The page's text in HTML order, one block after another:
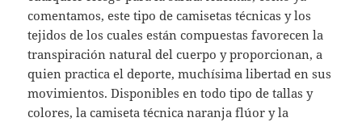
comentamos, este tipo de camisetas técnicas y los
tejidos de los cuales están compuestas favorecen la
transpiración natural del cuerpo y proporcionan, a
quien practica el deporte, muchísima libertad en sus
movimientos. Disponibles en todo tipo de tallas y
colores, la camiseta técnica naranja flúor y la